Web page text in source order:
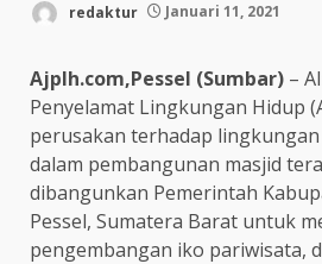
redaktur Januari 11, 2021
Ajplh.com,Pessel (Sumbar) –
Penyelamat Lingkungan Hidup
perusakan terhadap
dalam pembangunan masjid
dibangunkan Pemerintah
Pessel, Sumatera Barat untuk
pengembangan iko pariwisata,